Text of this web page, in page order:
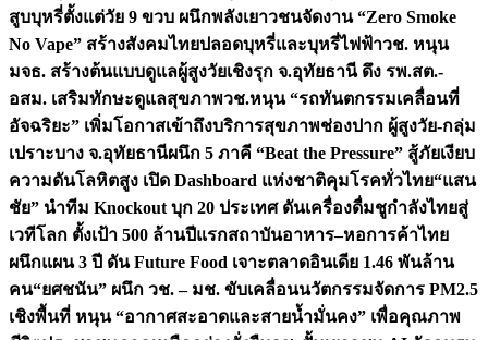
สูบบุหรี่ตั้งแต่วัย 9 ขวบ ผนึกพลังเยาวชนจัดงาน “Zero Smoke
No Vape” สร้างสังคมไทยปลอดบุหรี่และบุหรี่ไฟฟ้าวช. หนุน
มจธ. สร้างต้นแบบดูแลผู้สูงวัยเชิงรุก จ.อุทัยธานี ดึง รพ.สต.-
อสม. เสริมทักษะดูแลสุขภาพวช.หนุน “รถทันตกรรมเคลื่อนที่
อัจฉริยะ” เพิ่มโอกาสเข้าถึงบริการสุขภาพช่องปาก ผู้สูงวัย-กลุ่ม
เปราะบาง จ.อุทัยธานีผนึก 5 ภาคี “Beat the Pressure” สู้ภัยเงียบ
ความดันโลหิตสูง เปิด Dashboard แห่งชาติคุมโรคทั่วไทย“แสน
ชัย” นำทีม Knockout บุก 20 ประเทศ ดันเครื่องดื่มชูกำลังไทยสู่
เวทีโลก ตั้งเป้า 500 ล้านปีแรกสถาบันอาหาร–หอการค้าไทย
ผนึกแผน 3 ปี ดัน Future Food เจาะตลาดอินเดีย 1.46 พันล้าน
คน“ยศชนัน” ผนึก วช. – มช. ขับเคลื่อนนวัตกรรมจัดการ PM2.5
เชิงพื้นที่ หนุน “อากาศสะอาดและสายน้ำมั่นคง” เพื่อคุณภาพ